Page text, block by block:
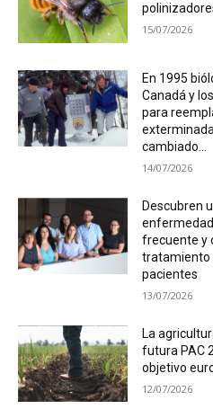
15/07/2026
En 1995
Canadá y
para
cambiado...
14/07/2026
Descubren
frecuente y
tratamiento
pacientes
13/07/2026
La
futura PAC
objetivo
12/07/2026